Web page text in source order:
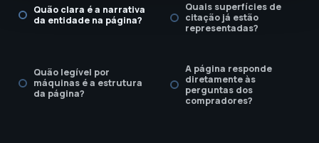
Quão clara é a narrativa
da entidade na página?
Quais superfícies de
citação já estão
representadas?
Quão legível por
máquinas é a estrutura
da página?
A página responde
diretamente às
perguntas dos
compradores?